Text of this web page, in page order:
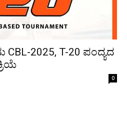
2025, T-20 ಪಂದ್ಯದ
0